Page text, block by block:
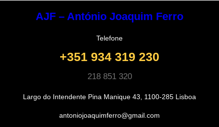
AJF – António Joaquim Ferro
Telefone
+351 934 319 230
218 851 320
Largo do Intendente Pina Manique 43, 1100-285 Lisboa
antoniojoaquimferro@gmail.com